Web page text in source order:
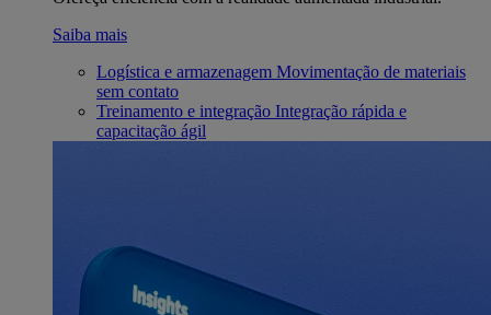
Saiba mais
Logística e armazenagem Movimentação de materiais
sem contato
Treinamento e integração Integração rápida e
capacitação ágil